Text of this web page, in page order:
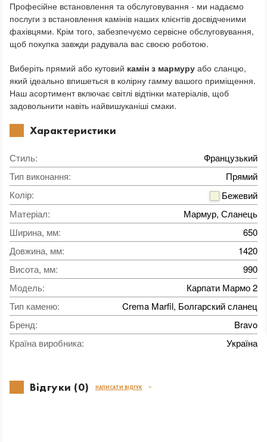
Професійне встановлення та обслуговування - ми надаємо
послуги з встановлення камінів наших клієнтів досвідченими
фахівцями. Крім того, забезпечуємо сервісне обслуговування,
щоб покупка завжди радувала вас своєю роботою.
Виберіть прямий або кутовий камін з мармуру або сланцю,
який ідеально впишеться в колірну гамму вашого приміщення.
Наш асортимент включає світлі відтінки матеріалів, щоб
задовольнити навіть найвишуканіші смаки.
Характеристики
Стиль:
Французький
Тип виконання:
Прямий
Колір:
Бежевий
Матеріал:
Мармур, Сланець
Ширина, мм:
650
Довжина, мм:
1420
Висота, мм:
990
Модель:
Карпати Мармо 2
Тип каменю:
Crema Marfil, Болгарский сланец
Бренд:
Bravo
Країна виробника: Україна
Відгуки (0) НАПИСАТИ ВІДГУК